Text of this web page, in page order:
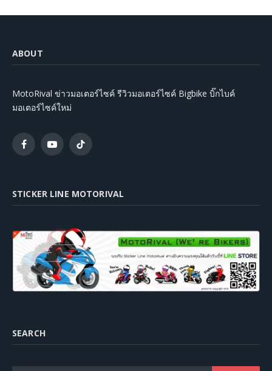
ABOUT
MotoRival ข่าวมอเตอร์ไซค์ รีวิวมอเตอร์ไซค์ Bigbike บิ๊กไบค์
มอเตอร์ไซค์ใหม่
FacebookYouTubeTikTok
STICKER LINE MOTORIVAL
SEARCH